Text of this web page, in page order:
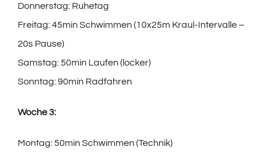
Donnerstag: Ruhetag
Freitag: 45min Schwimmen (10x25m Kraul-Intervalle –
20s Pause)
Samstag: 50min Laufen (locker)
Sonntag: 90min Radfahren
Woche 3:
Montag: 50min Schwimmen (Technik)